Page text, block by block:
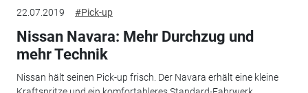
22.07.2019 #Pick-up
Nissan Navara: Mehr Durchzug und
mehr Technik
Nissan hält seinen Pick-up frisch. Der Navara erhält eine kleine